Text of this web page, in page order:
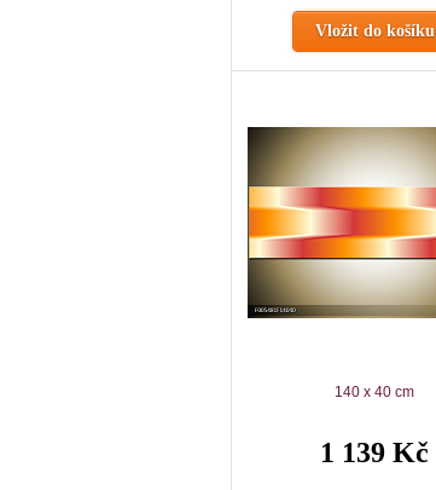
Vložit do košíku
140 x 40 cm
1 139 Kč